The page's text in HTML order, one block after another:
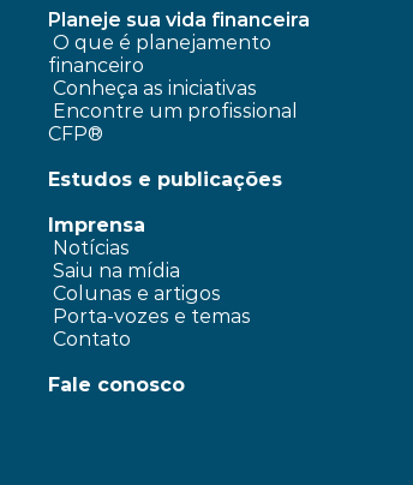
Planeje sua vida financeira
O que é planejamento
financeiro
Conheça as iniciativas
CFP®
Estudos e publicações
Imprensa
Notícias
Saiu na mídia
Colunas e artigos
Porta-vozes e temas
Contato
Fale conosco